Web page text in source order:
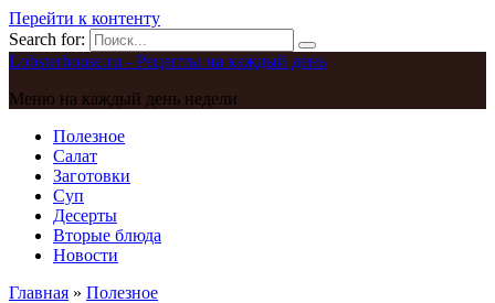
Перейти к контенту
Search for:
Lobsterhouse.ru - Рецепты на каждый день
Меню на каждый день недели
Полезное
Салат
Заготовки
Суп
Десерты
Вторые блюда
Новости
Главная » Полезное